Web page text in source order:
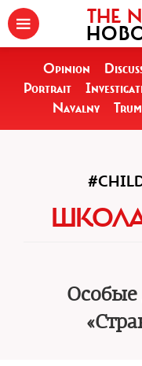
THE
Opinion
Portrait
Navalny
Особые